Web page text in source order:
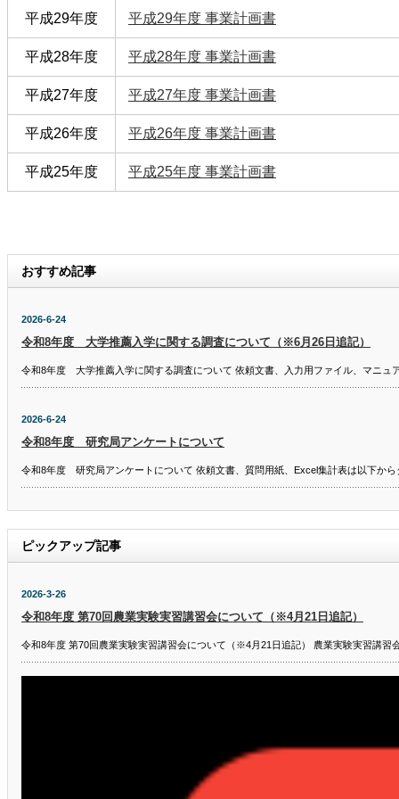
平成29年度 平成29年度 事業計画書
平成28年度 平成28年度 事業計画書
平成27年度 平成27年度 事業計画書
平成26年度 平成26年度 事業計画書
平成25年度 平成25年度 事業計画書
おすすめ記事
2026-6-24
令和8年度 大学推薦入学に関する調査について（※6月26日追記）
令和8年度 大学推薦入学に関する調査について 依頼文書、入力用ファイル、マニュ
2026-6-24
令和8年度 研究局アンケートについて
令和8年度 研究局アンケートについて 依頼文書、質問用紙、Excel集計表は以下から
ピックアップ記事
2026-3-26
令和8年度 第70回農業実験実習講習会について（※4月21日追記）
令和8年度 第70回農業実験実習講習会について（※4月21日追記） 農業実験実習講習